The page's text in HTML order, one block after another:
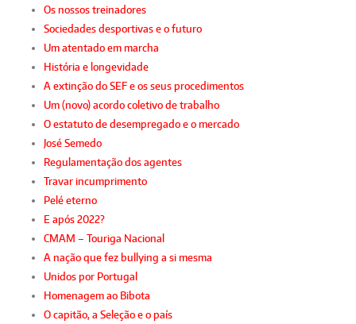
Os nossos treinadores
Sociedades desportivas e o futuro
Um atentado em marcha
História e longevidade
A extinção do SEF e os seus procedimentos
Um (novo) acordo coletivo de trabalho
O estatuto de desempregado e o mercado
José Semedo
Regulamentação dos agentes
Travar incumprimento
Pelé eterno
E após 2022?
CMAM – Touriga Nacional
A nação que fez bullying a si mesma
Unidos por Portugal
Homenagem ao Bibota
O capitão, a Seleção e o país